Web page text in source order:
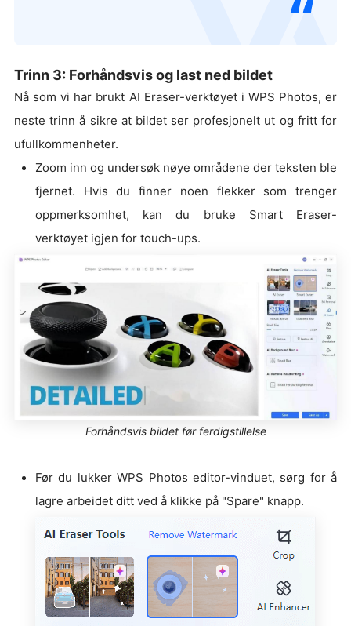
Trinn 3: Forhåndsvis og last ned bildet
Nå som vi har brukt AI Eraser-verktøyet i WPS Photos, er
neste trinn å sikre at bildet ser profesjonelt ut og fritt for
ufullkommenheter.
Zoom inn og undersøk nøye områdene der teksten ble
fjernet. Hvis du finner noen flekker som trenger
oppmerksomhet, kan du bruke Smart Eraser-
verktøyet igjen for touch-ups.
Forhåndsvis bildet før ferdigstillelse
Før du lukker WPS Photos editor-vinduet, sørg for å
lagre arbeidet ditt ved å klikke på "Spare" knapp.